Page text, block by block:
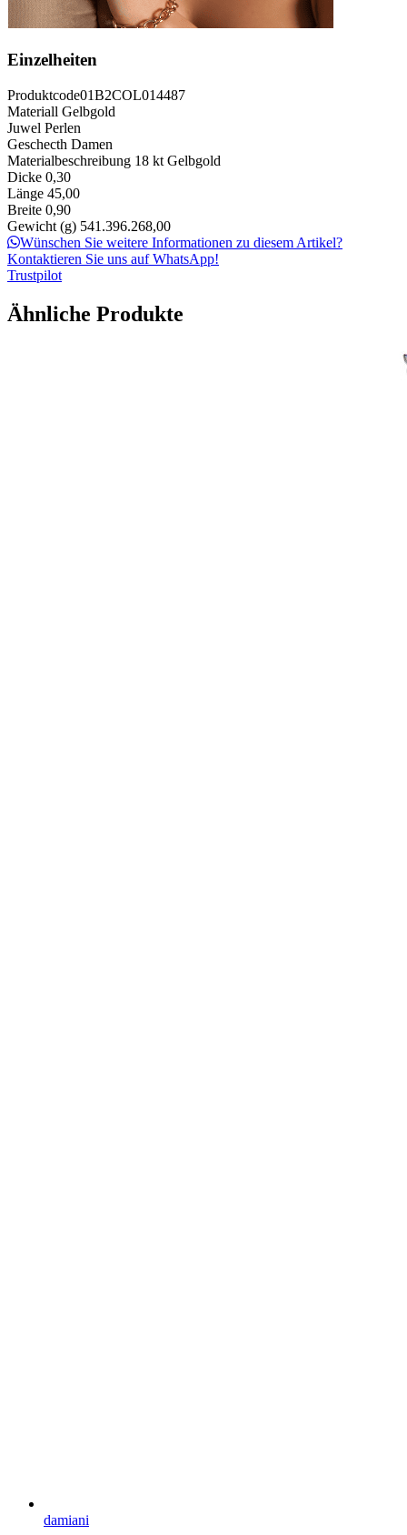
Einzelheiten
Produktcode01B2COL014487
Materiall Gelbgold
Juwel Perlen
Geschecth Damen
Materialbeschreibung 18 kt Gelbgold
Dicke 0,30
Länge 45,00
Breite 0,90
Gewicht (g) 541.396.268,00
Wünschen Sie weitere Informationen zu diesem Artikel?
Kontaktieren Sie uns auf WhatsApp!
Trustpilot
Ähnliche Produkte
damiani